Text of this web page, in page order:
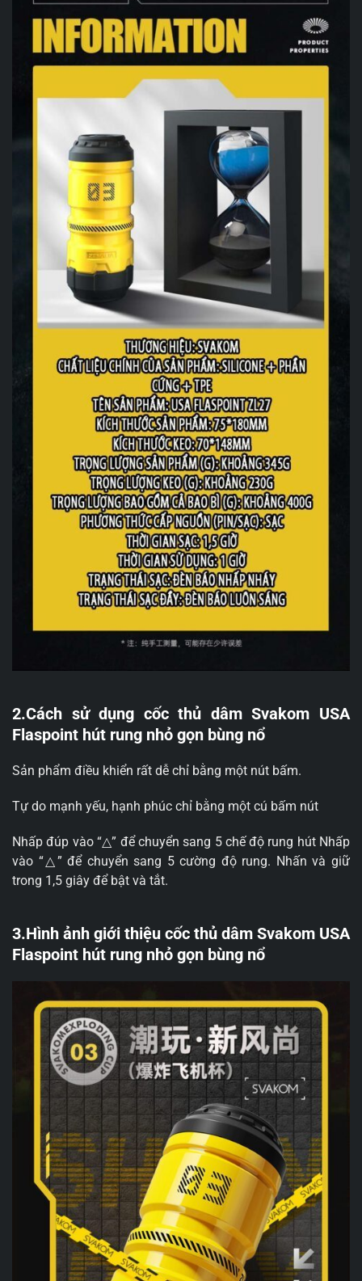
2.Cách sử dụng cốc thủ dâm Svakom USA
Flaspoint hút rung nhỏ gọn bùng nổ
Sản phẩm điều khiển rất dễ chỉ bằng một nút bấm.
Tự do mạnh yếu, hạnh phúc chỉ bằng một cú bấm nút
Nhấp đúp vào “△” để chuyển sang 5 chế độ rung hút Nhấp
vào “△” để chuyển sang 5 cường độ rung. Nhấn và giữ
trong 1,5 giây để bật và tắt.
3.Hình ảnh giới thiệu cốc thủ dâm Svakom USA
Flaspoint hút rung nhỏ gọn bùng nổ